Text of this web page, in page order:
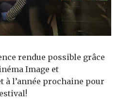
rendue possible grâce
Image et
à l’année prochaine pour